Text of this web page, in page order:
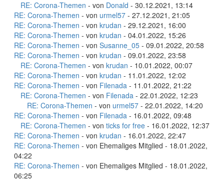
RE: Corona-Themen - von Donald - 30.12.2021, 13:14
RE: Corona-Themen - von urmel57 - 27.12.2021, 21:05
RE: Corona-Themen - von krudan - 29.12.2021, 16:00
RE: Corona-Themen - von krudan - 04.01.2022, 15:26
RE: Corona-Themen - von Susanne_05 - 09.01.2022, 20:58
RE: Corona-Themen - von krudan - 09.01.2022, 23:58
RE: Corona-Themen - von krudan - 10.01.2022, 00:07
RE: Corona-Themen - von krudan - 11.01.2022, 12:02
RE: Corona-Themen - von Filenada - 11.01.2022, 21:22
RE: Corona-Themen - von Filenada - 22.01.2022, 12:23
RE: Corona-Themen - von urmel57 - 22.01.2022, 14:20
RE: Corona-Themen - von Filenada - 16.01.2022, 09:48
RE: Corona-Themen - von ticks for free - 16.01.2022, 12:37
RE: Corona-Themen - von krudan - 16.01.2022, 22:47
RE: Corona-Themen - von Ehemaliges Mitglied - 18.01.2022,
04:22
RE: Corona-Themen - von Ehemaliges Mitglied - 18.01.2022,
06:25